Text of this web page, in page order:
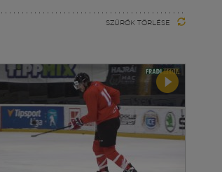
SZŰRŐK TÖRLÉSE